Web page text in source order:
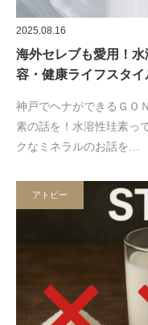
2025.08.16
海外セレブも愛用！
容・健康ライフスタイ
神戸でヘナができるＧＯ
素の話を！水溶性珪素っ
クなミネラルのお話を…
アトピー